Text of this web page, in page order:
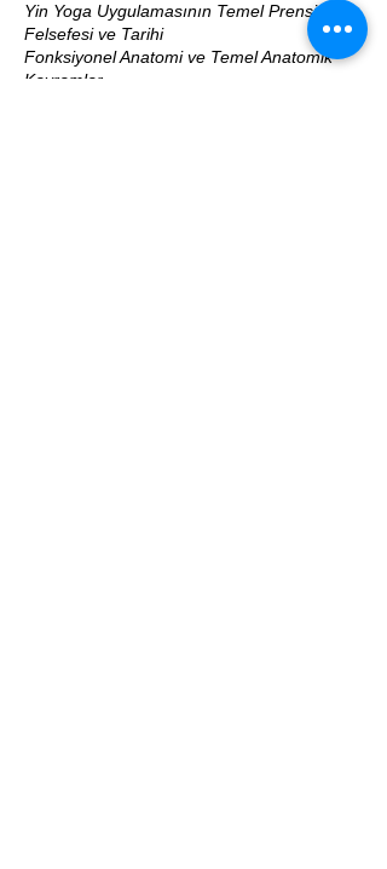
Yin Yoga Uygulamasının Temel Prensipleri,
Felsefesi ve Tarihi
Fonksiyonel Anatomi ve Temel Anatomik
Kavramlar